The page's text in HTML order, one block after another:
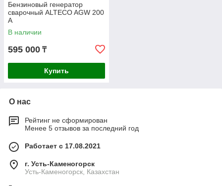
Бензиновый генератор
сварочный ALTECO AGW 200
A
В наличии
595 000 ₸
Купить
О нас
Рейтинг не сформирован
Менее 5 отзывов за последний год
Работает с 17.08.2021
г. Усть-Каменогорск
Усть-Каменогорск, Казахстан